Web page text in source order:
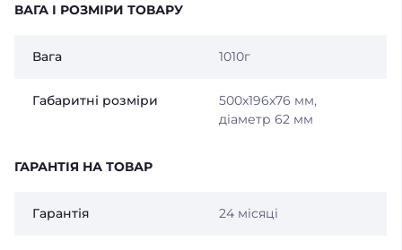
ВАГА І РОЗМІРИ ТОВАРУ
Вага 1010г
Габаритні розміри
500x196x76 мм,
діаметр 62 мм
ГАРАНТІЯ НА ТОВАР
Гарантія 24 місяці